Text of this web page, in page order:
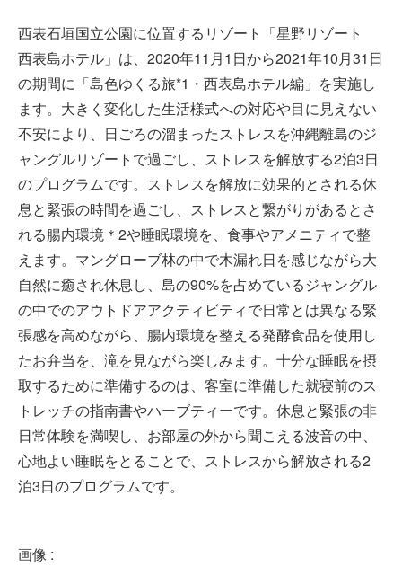
西表石垣国立公園に位置するリゾート「星野リゾート
西表島ホテル」は、2020年11月1日から2021年10月31日
の期間に「島色ゆくる旅*1・西表島ホテル編」を実施し
ます。大きく変化した生活様式への対応や目に見えない
不安により、日ごろの溜まったストレスを沖縄離島のジ
ャングルリゾートで過ごし、ストレスを解放する2泊3日
のプログラムです。ストレスを解放に効果的とされる休
息と緊張の時間を過ごし、ストレスと繋がりがあるとさ
れる腸内環境＊2や睡眠環境を、食事やアメニティで整
えます。マングローブ林の中で木漏れ日を感じながら大
自然に癒され休息し、島の90%を占めているジャングル
の中でのアウトドアアクティビティで日常とは異なる緊
張感を高めながら、腸内環境を整える発酵食品を使用し
たお弁当を、滝を見ながら楽しみます。十分な睡眠を摂
取するために準備するのは、客室に準備した就寝前のス
トレッチの指南書やハーブティーです。休息と緊張の非
日常体験を満喫し、お部屋の外から聞こえる波音の中、
心地よい睡眠をとることで、ストレスから解放される2
泊3日のプログラムです。
画像 :